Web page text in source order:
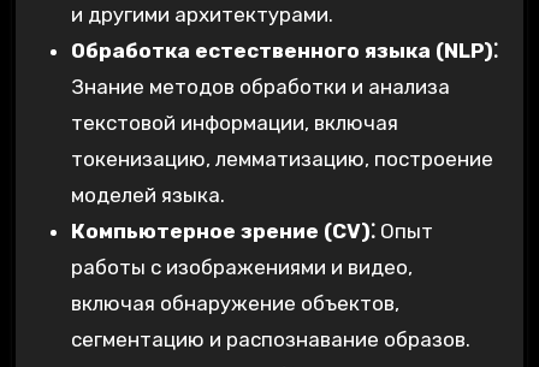
и другими архитектурами.
Обработка естественного языка (NLP)⁚
Знание методов обработки и анализа
текстовой информации, включая
токенизацию, лемматизацию, построение
моделей языка.
Компьютерное зрение (CV)⁚Опыт
работы с изображениями и видео,
включая обнаружение объектов,
сегментацию и распознавание образов.